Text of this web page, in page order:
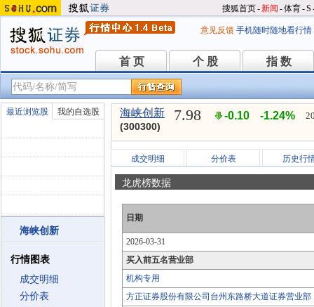
搜狐首页-新闻 -体育-S
意见反馈 手机随时随地看行情
首 页
首 页 个 股
个 股 指 数
指 数
最近浏览股 我的自选股
海峡创新
行情图表
成交明细
分价表
海峡创新
(300300)
7.98 -0.10 -1.24%
成交明细 分价表 历史行
龙虎榜数据
日期
2026-03-31
买入前五名营业部
机构专用
方正证券股份有限公司台州东路桥大道证券营业部